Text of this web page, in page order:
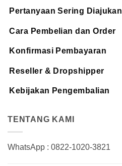
Pertanyaan Sering Diajukan
Cara Pembelian dan Order
Konfirmasi Pembayaran
Reseller & Dropshipper
Kebijakan Pengembalian
TENTANG KAMI
WhatsApp : 0822-1020-3821